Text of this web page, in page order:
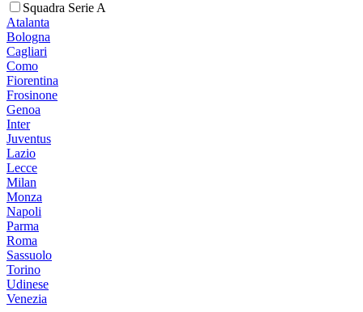
Squadra Serie A
Atalanta
Bologna
Cagliari
Como
Fiorentina
Frosinone
Genoa
Inter
Juventus
Lazio
Lecce
Milan
Monza
Napoli
Parma
Roma
Sassuolo
Torino
Udinese
Venezia